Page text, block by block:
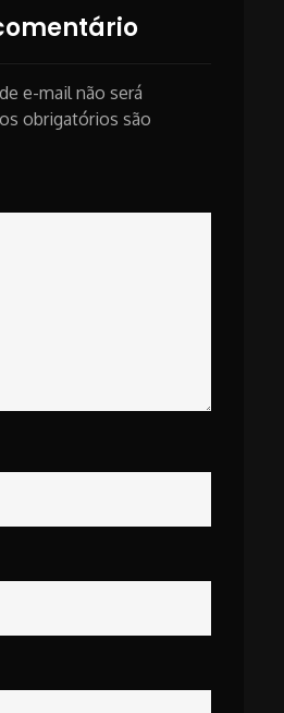
e-mail não será
obrigatórios são